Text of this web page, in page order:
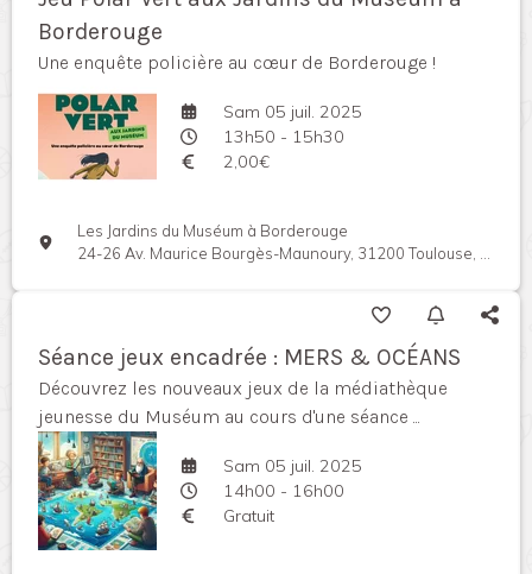
Borderouge
Une enquête policière au cœur de Borderouge !
Sam 05 juil. 2025
13h50 - 15h30
2,00€
Les Jardins du Muséum à Borderouge
24-26 Av. Maurice Bourgès-Maunoury, 31200 Toulouse, France
Séance jeux encadrée : MERS & OCÉANS
Découvrez les nouveaux jeux de la médiathèque
jeunesse du Muséum au cours d'une séance ...
Sam 05 juil. 2025
14h00 - 16h00
Gratuit